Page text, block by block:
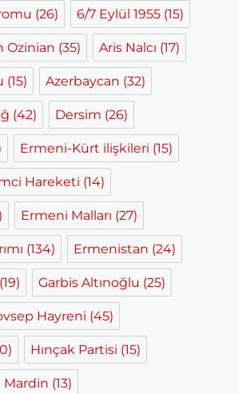
(26) 6/7 Eylül 1955 (15)
Ozinian (35) Aris Nalcı (17)
(15) Azerbaycan (32)
(42) Dersim (26)
Ermeni-Kürt ilişkileri (15)
Hareketi (14)
Ermeni Malları (27)
(134) Ermenistan (24)
(19) Garbis Altınoğlu (25)
Hayreni (45)
Hınçak Partisi (15)
Mardin (13)